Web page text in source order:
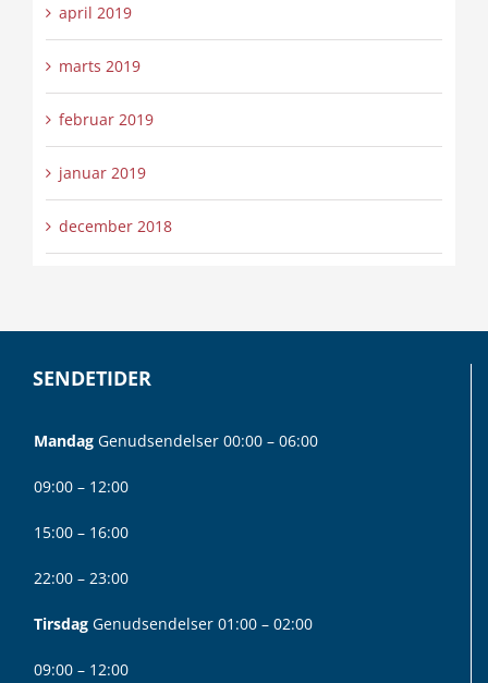
april 2019
marts 2019
februar 2019
januar 2019
december 2018
SENDETIDER
Mandag Genudsendelser 00:00 – 06:00
09:00 – 12:00
15:00 – 16:00
22:00 – 23:00
Tirsdag Genudsendelser 01:00 – 02:00
09:00 – 12:00